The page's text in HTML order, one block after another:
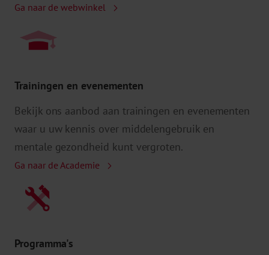
Ga naar de webwinkel
Trainingen en evenementen
Bekijk ons aanbod aan trainingen en evenementen
waar u uw kennis over middelengebruik en
mentale gezondheid kunt vergroten.
Ga naar de Academie
Programma's